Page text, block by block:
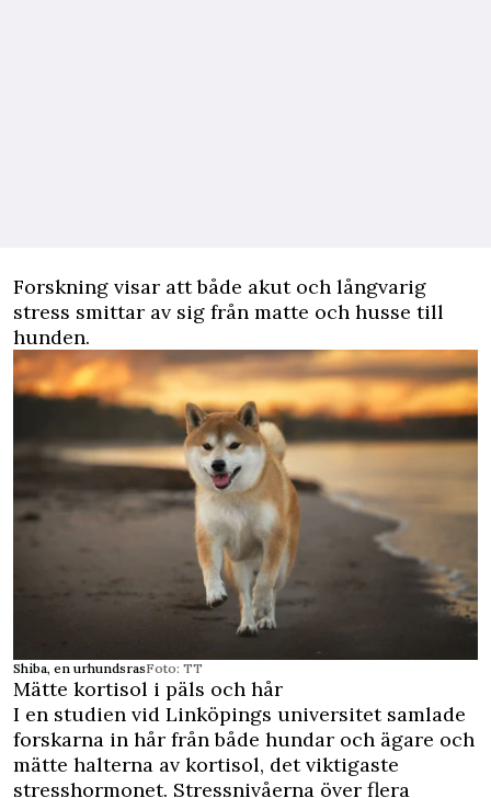
Forskning visar att både akut och långvarig
stress smittar av sig från matte och husse till
hunden.
Shiba, en urhundsrasFoto: TT
Mätte kortisol i päls och hår
I en studien vid Linköpings universitet samlade
forskarna in hår från både hundar och ägare och
mätte halterna av kortisol, det viktigaste
stresshormonet. Stressnivåerna över flera